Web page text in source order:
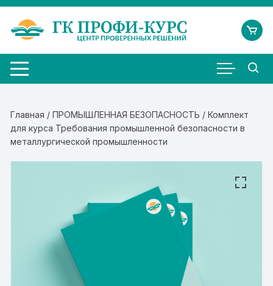
Перейти
содержимому
Главная /ПРОМЫШЛЕННАЯ БЕЗОПАСНОСТЬ / Комплект
для курса Требования промышленной безопасности в
металлургической промышленности